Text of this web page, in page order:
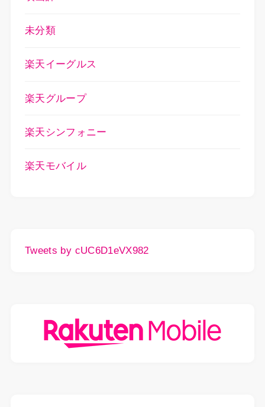
未分類
楽天イーグルス
楽天グループ
楽天シンフォニー
楽天モバイル
Tweets by cUC6D1eVX982